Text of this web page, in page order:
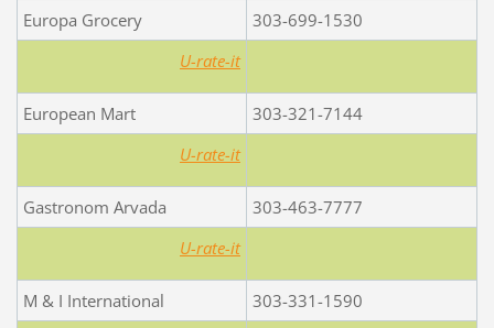
Europa Grocery
303-699-1530
U-rate-it
European Mart
303-321-7144
U-rate-it
Gastronom Arvada
303-463-7777
U-rate-it
M & I International
303-331-1590